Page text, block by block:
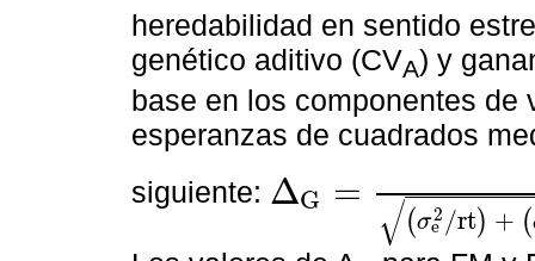
heredabilidad en sentido
genético aditivo (CVA) y
base en los componentes de
esperanzas de cuadrados
siguiente: ΔG =
(σ2
e /rt) + (
√
∆G=kcσ A2(σ 2/rt) + (σAE2+1/4σDE2)